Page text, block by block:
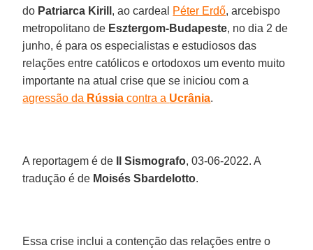
do Patriarca Kirill , ao cardeal Péter Erdő, arcebispo
metropolitano de Esztergom-Budapeste, no dia 2 de
junho, é para os especialistas e estudiosos das
relações entre católicos e ortodoxos um evento muito
importante na atual crise que se iniciou com a
agressão da Rússia contra a Ucrânia.
A reportagem é de Il Sismografo, 03-06-2022. A
tradução é de Moisés Sbardelotto.
Essa crise inclui a contenção das relações entre o